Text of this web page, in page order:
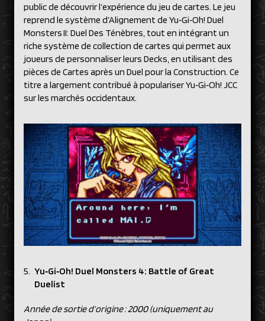
public de découvrir l’expérience du jeu de cartes. Le jeu
reprend le système d’Alignement de Yu‑Gi‑Oh! Duel
Monsters II: Duel Des Ténèbres, tout en intégrant un
riche système de collection de cartes qui permet aux
joueurs de personnaliser leurs Decks, en utilisant des
pièces de Cartes après un Duel pour la Construction. Ce
titre a largement contribué à populariser Yu‑Gi‑Oh! JCC
sur les marchés occidentaux.
Yu‑Gi‑Oh! Duel Monsters 4: Battle of Great
Duelist
Année de sortie d’origine : 2000 (uniquement au